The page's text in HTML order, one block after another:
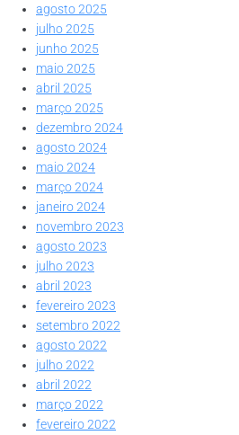
agosto 2025
julho 2025
junho 2025
maio 2025
abril 2025
março 2025
dezembro 2024
agosto 2024
maio 2024
março 2024
janeiro 2024
novembro 2023
agosto 2023
julho 2023
abril 2023
fevereiro 2023
setembro 2022
agosto 2022
julho 2022
abril 2022
março 2022
fevereiro 2022